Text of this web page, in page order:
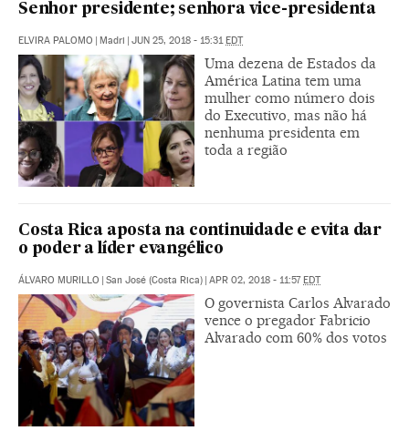
Senhor presidente; senhora vice-presidenta
ELVIRA PALOMO | Madri | JUN 25, 2018 - 15:31EDT
Uma dezena de Estados da
América Latina tem uma
mulher como número dois
do Executivo, mas não há
nenhuma presidenta em
toda a região
Costa Rica aposta na continuidade e evita dar
o poder a líder evangélico
ÁLVARO MURILLO | San José (Costa Rica) | APR 02, 2018 - 11:57EDT
O governista Carlos Alvarado
vence o pregador Fabricio
Alvarado com 60% dos votos